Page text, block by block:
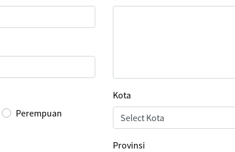
Perempuan
Kota
Provinsi